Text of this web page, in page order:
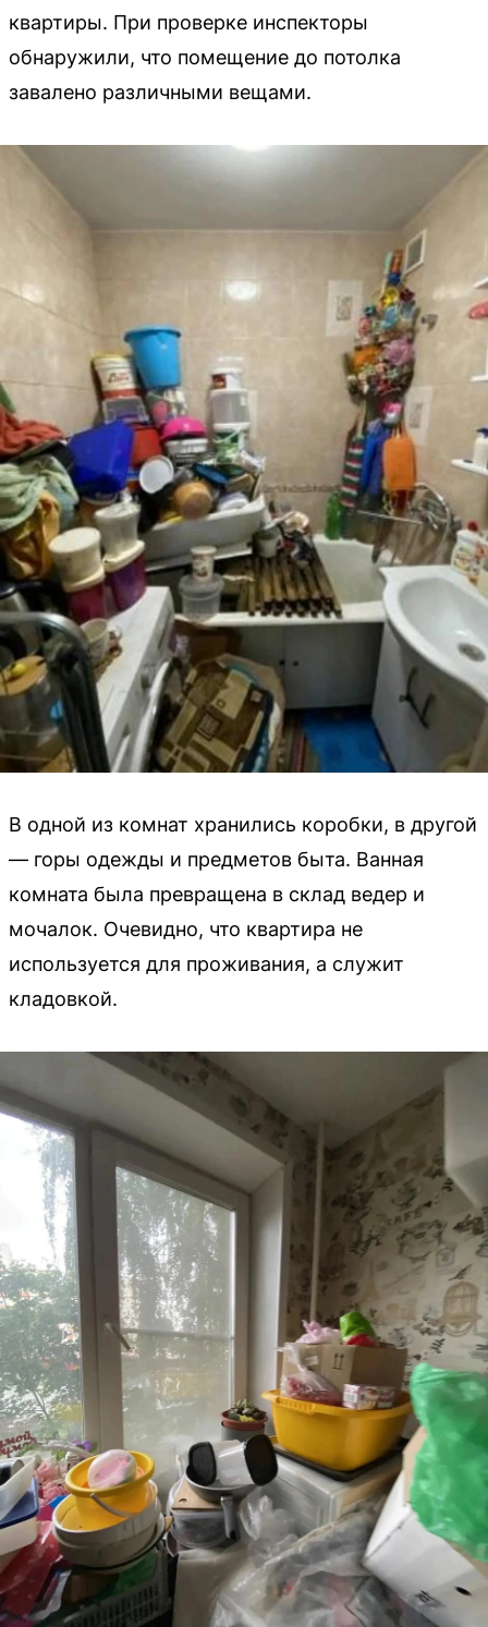
квартиры. При проверке инспекторы
обнаружили, что помещение до потолка
завалено различными вещами.
В одной из комнат хранились коробки, в другой
— горы одежды и предметов быта. Ванная
комната была превращена в склад ведер и
мочалок. Очевидно, что квартира не
используется для проживания, а служит
кладовкой.